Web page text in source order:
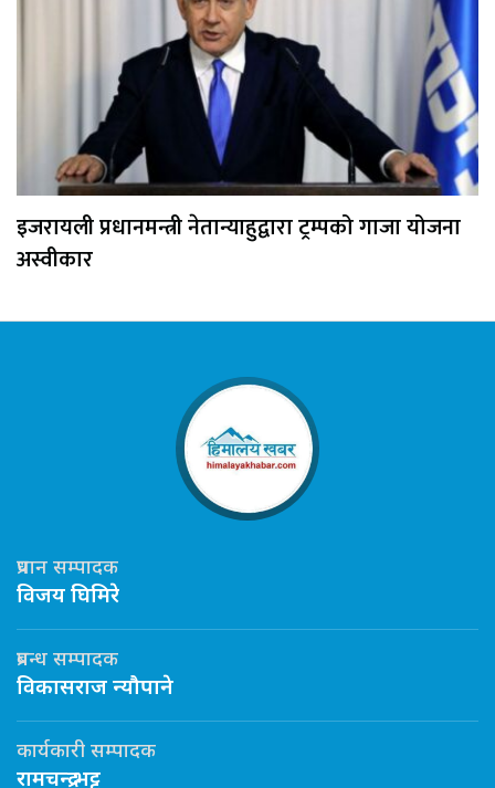
इजरायली प्रधानमन्त्री नेतान्याहुद्वारा ट्रम्पको गाजा योजना
अस्वीकार
प्रधान सम्पादक
विजय घिमिरे
प्रबन्ध सम्पादक
विकासराज न्यौपाने
कार्यकारी सम्पादक
रामचन्द्र भट्ट